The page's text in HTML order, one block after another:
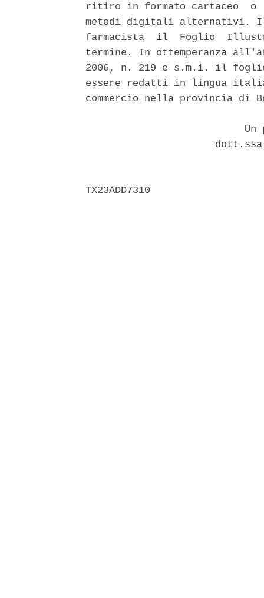
ritiro in formato cartaceo
metodi digitali alternativi.
farmacista  il  Foglio
termine. In ottemperanza
2006, n. 219 e s.m.i. il
essere redatti in lingua
commercio nella provincia di
Un